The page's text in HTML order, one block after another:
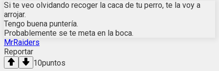
Si te veo olvidando recoger la caca de tu perro, te la voy a
arrojar.
Tengo buena puntería.
Probablemente se te meta en la boca.
MrRaiders
Reportar
10puntos